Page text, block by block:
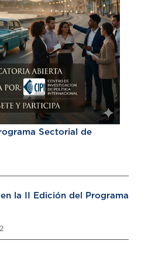
Sectorial de
la II Edición del Programa
2